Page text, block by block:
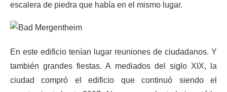
escalera de piedra que había en el mismo lugar.
En este edificio tenían lugar reuniones de ciudadanos. Y
también grandes fiestas. A mediados del siglo XIX, la
ciudad compró el edificio que continuó siendo el